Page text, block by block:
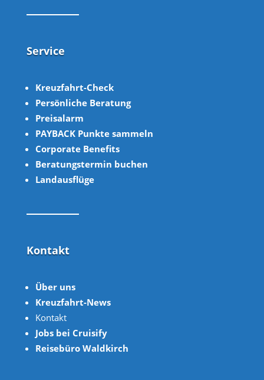
Service
Kreuzfahrt-Check
Persönliche Beratung
Preisalarm
PAYBACK Punkte sammeln
Corporate Benefits
Beratungstermin buchen
Landausflüge
Kontakt
Über uns
Kreuzfahrt-News
Kontakt
Jobs bei Cruisify
Reisebüro Waldkirch